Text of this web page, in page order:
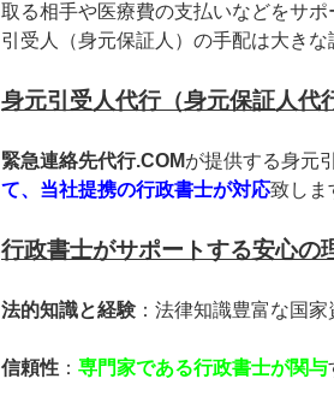
取る相手や医療費の支払いなどをサ
引受人（身元保証人）の手配は大きな
身元引受人代行（身元保証人代
緊急連絡先代行.COMが提供する身元
て、当社提携の行政書士が対応致しま
行政書士がサポートする安心の
法的知識と経験 ：法律知識豊富な国
信頼性 ： 専門家である行政書士が関与